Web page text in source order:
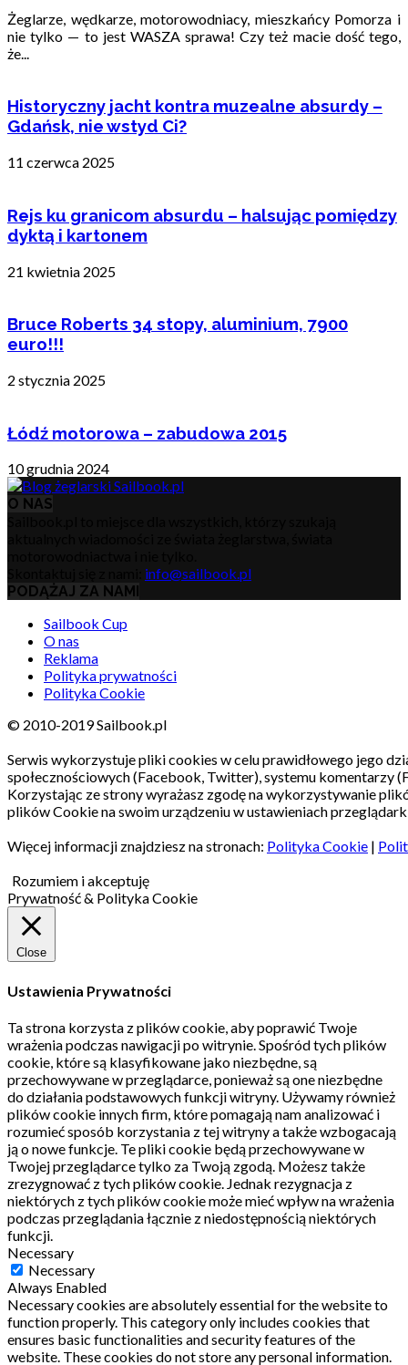
Żeglarze, wędkarze, motorowodniacy, mieszkańcy Pomorza i
nie tylko — to jest WASZA sprawa! Czy też macie dość tego,
że...
Historyczny jacht kontra muzealne absurdy –
Gdańsk, nie wstyd Ci?
11 czerwca 2025
Rejs ku granicom absurdu – halsując pomiędzy
dyktą i kartonem
21 kwietnia 2025
Bruce Roberts 34 stopy, aluminium, 7900
euro!!!
2 stycznia 2025
Łódź motorowa – zabudowa 2015
10 grudnia 2024
O NAS
info@sailbook.pl
PODĄŻAJ ZA NAMI
Sailbook Cup
O nas
Reklama
Polityka prywatności
Polityka Cookie
© 2010-2019 Sailbook.pl
Serwis wykorzystuje pliki cookies w celu prawidłowego jego
społecznościowych (Facebook, Twitter), systemu komentarzy
Korzystając ze strony wyrażasz zgodę na wykorzystywanie
plików Cookie na swoim urządzeniu w ustawieniach
Więcej informacji znajdziesz na stronach: Polityka Cookie |
Rozumiem i akceptuję
Prywatność & Polityka Cookie
Close
Ustawienia Prywatności
Ta strona korzysta z plików cookie, aby poprawić Twoje
wrażenia podczas nawigacji po witrynie.Spośród tych plików
cookie, które są klasyfikowane jako niezbędne, są
przechowywane w przeglądarce, ponieważ są one niezbędne
do działania podstawowych funkcji witryny. Używamy również
plików cookie innych firm, które pomagają nam analizować i
rozumieć sposób korzystania z tej witryny a także wzbogacają
ją o nowe funkcje. Te pliki cookie będą przechowywane w
Twojej przeglądarce tylko za Twoją zgodą. Możesz także
zrezygnować z tych plików cookie. Jednak rezygnacja z
niektórych z tych plików cookie może mieć wpływ na wrażenia
podczas przeglądania łącznie z niedostępnością niektórych
funkcji.
Necessary
Necessary
Always Enabled
Necessary cookies are absolutely essential for the website to
function properly. This category only includes cookies that
ensures basic functionalities and security features of the
website. These cookies do not store any personal information.